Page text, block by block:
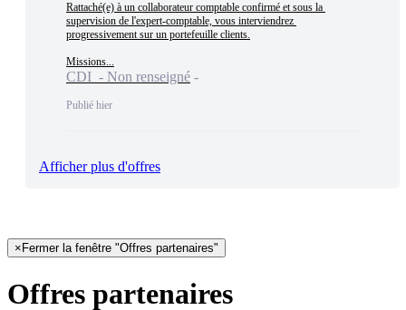
Rattaché(e) à un collaborateur comptable confirmé et sous la
supervision de l'expert-comptable, vous interviendrez
progressivement sur un portefeuille clients.
Missions...
CDI - Non renseigné
Publié hier
Afficher plus d'offres
× Fermer la fenêtre "Offres partenaires"
Offres partenaires